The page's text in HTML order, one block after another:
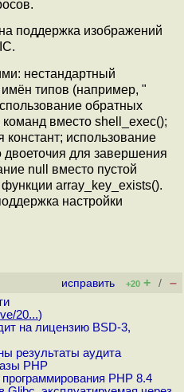
поддержка изображений
нестандартный
типов (например, "
обратных
вместо shell_exec();
использование
двоеточия для завершения
null вместо пустой
array_key_exists().
настройки
исправить +20 + / –
20...)
на лицензию BSD-3,
результаты аудита
PHP
PHP 8.4